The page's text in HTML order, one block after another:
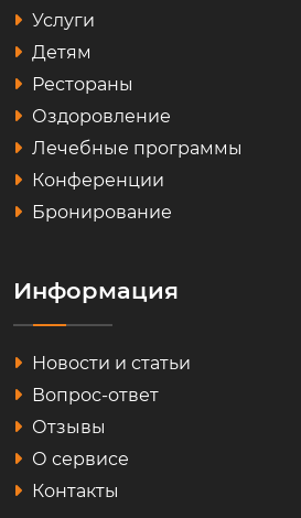
Услуги
Детям
Рестораны
Оздоровление
Лечебные программы
Конференции
Бронирование
Информация
Новости и статьи
Вопрос-ответ
Отзывы
О сервисе
Контакты